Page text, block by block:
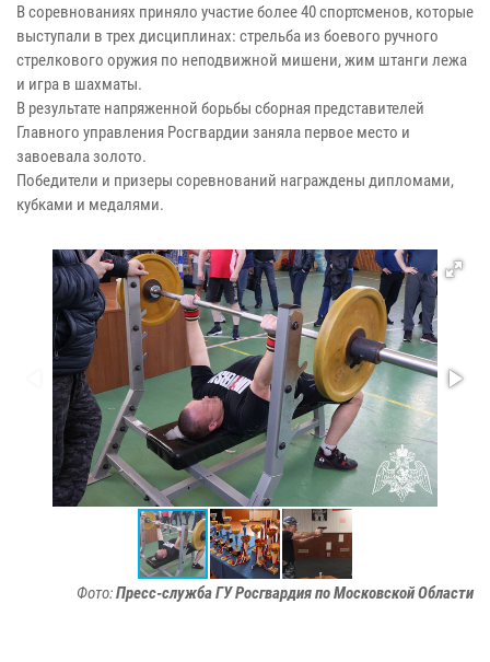
В соревнованиях приняло участие более 40 спортсменов, которые
выступали в трех дисциплинах: стрельба из боевого ручного
стрелкового оружия по неподвижной мишени, жим штанги лежа
и игра в шахматы.
В результате напряженной борьбы сборная представителей
Главного управления Росгвардии заняла первое место и
завоевала золото.
Победители и призеры соревнований награждены дипломами,
кубками и медалями.
Фото:Пресс-служба ГУ Росгвардия по Московской Области